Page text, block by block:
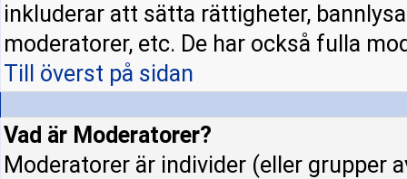
inkluderar att sätta rättigheter,
moderatorer, etc. De har också fulla
Till överst på sidan
Vad är Moderatorer?
Moderatorer är individer (eller grupper